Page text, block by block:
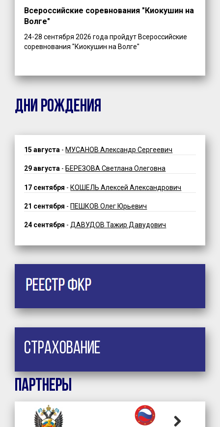
Всероссийские соревнования "Киокушин на
Волге"
24-28 сентября 2026 года пройдут Всероссийские
соревнования "Киокушин на Волге"
ДНИ РОЖДЕНИЯ
15 августа - МУСАНОВ Александр Сергеевич
29 августа - БЕРЕЗОВА Светлана Олеговна
17 сентября -КОШЕЛЬ Алексей Александрович
21 сентября - ПЕШКОВ Олег Юрьевич
24 сентября -ДАВУДОВ Тажир Давудович
Страхование
Партнеры